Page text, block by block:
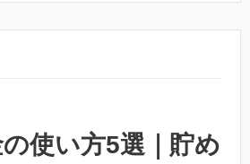
使い方5選｜貯め